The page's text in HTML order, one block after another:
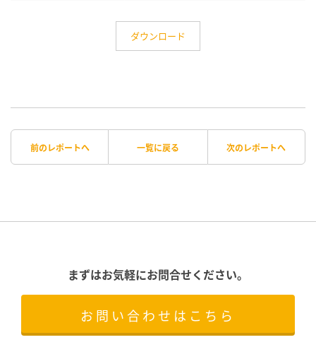
ダウンロード
前のレポートへ 一覧に戻る 次のレポートへ
まずはお気軽にお問合せください。
お問い合わせはこちら